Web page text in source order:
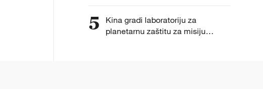
5
Kina gradi laboratoriju za
planetarnu zaštitu za misiju